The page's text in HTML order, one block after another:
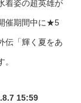
着姿の超英雄が
催期間中に★5
伝「輝く夏をあ
15:59